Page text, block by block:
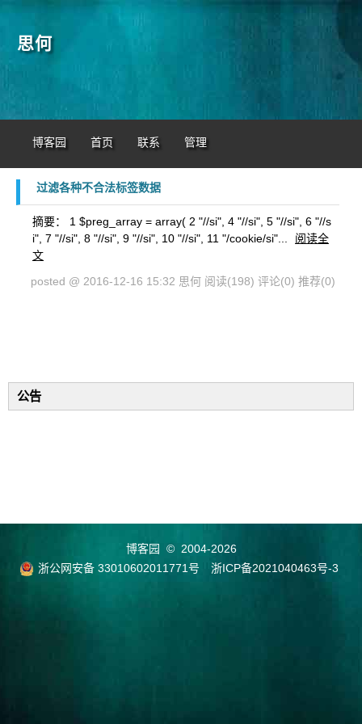
思何
博客园 首页 联系 管理
过滤各种不合法标签数据
摘要： 1 $preg_array = array( 2 "//si", 4 "//si", 5 "//si", 6 "//s
i", 7 "//si", 8 "//si", 9 "//si", 10 "//si", 11 "/cookie/si"...
阅读全
文
posted @ 2016-12-16 15:32 思何 阅读(198) 评论(0) 推荐(0)
公告
博客园
© 2004-2026
浙公网安备 33010602011771号
浙ICP备2021040463号-3